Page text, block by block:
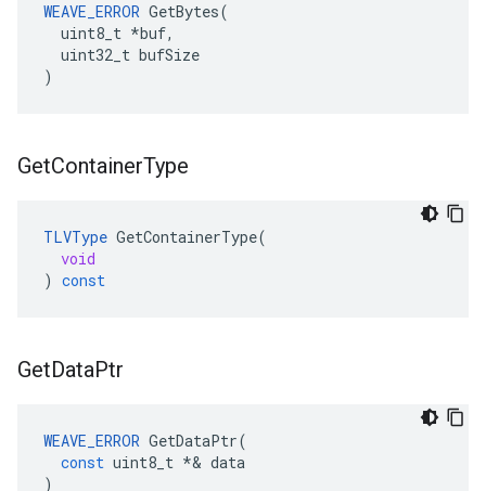
WEAVE_ERROR GetBytes(
  uint8_t *buf,
  uint32_t bufSize
)
GetContainerType
TLVType GetContainerType(
void
) const
GetDataPtr
WEAVE_ERROR GetDataPtr(
const uint8_t *& data
)